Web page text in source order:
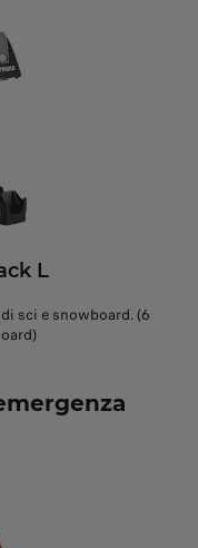
L
sci e snowboard. (6